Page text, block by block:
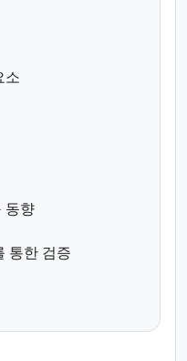
소
동향
통한 검증